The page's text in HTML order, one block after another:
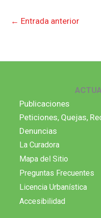
← Entrada anterior
Publicaciones
Peticiones, Quejas,
Denuncias
La Curadora
Mapa del Sitio
Preguntas Frecuentes
Licencia Urbanística
Accesibilidad